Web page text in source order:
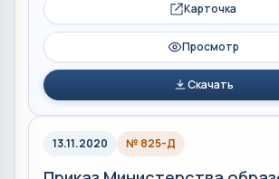
Карточка
Просмотр
Скачать
13.11.2020 № 825-Д